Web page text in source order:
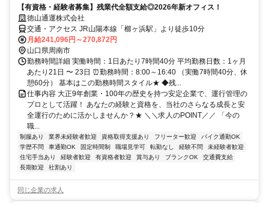
【有資格・経験者募集】残業代全額支給◎2026年新オフィス！
徳山通運株式会社
交通・アクセス JR山陽本線「櫛ヶ浜駅」より徒歩10分
月給241,096円～270,872円
山口県周南市
勤務時間詳細 実働時間：1日あたり7時間40分 平均勤務日数：1ヶ月
あたり21日 〜 23日 ⏰勤務時間：8:00～16:40 （実働7時間40分、休
憩60分） 基本はこの勤務時間スタイル★ ◆残...
仕事内容 大正9年創業・100年の歴史を持つ安定企業で、運行管理の
プロとして活躍！ あなたの経験と資格を、当社のさらなる成長と安
全運行のために活かしませんか？★ ＼＼求人のPOINT／／ 「今の
職...
制服あり 業界未経験者歓迎 資格取得支援あり フリーター歓迎
バイク通勤OK
学歴不問
車通勤OK 固定時間制 職場見学可 転勤なし 経験不問
未経験者歓迎
住宅手当あり
経験者歓迎 有資格者歓迎 賞与あり ブランクOK
交通費支給
長期歓迎
社割あり
同じ企業の求人